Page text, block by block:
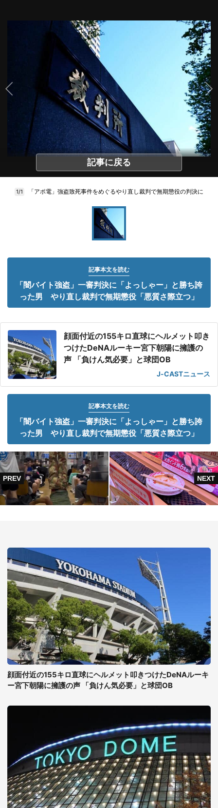
記事に戻る
1/1 「アポ電」強盗致死事件をめぐるやり直し裁判で無期懲役の判決に
記事本文を読む
「闇バイト強盗」一審判決に「よっしゃー」と勝ち誇
った男 やり直し裁判で無期懲役「悪質さ際立つ」
顔面付近の155キロ直球にヘルメット叩き
つけたDeNAルーキー宮下朝陽に擁護の
声 「負けん気必要」と球団OB
J-CASTニュース
記事本文を読む
「闇バイト強盗」一審判決に「よっしゃー」と勝ち誇
った男 やり直し裁判で無期懲役「悪質さ際立つ」
顔面付近の155キロ直球にヘルメット叩きつけたDeNAルーキ
ー宮下朝陽に擁護の声 「負けん気必要」と球団OB